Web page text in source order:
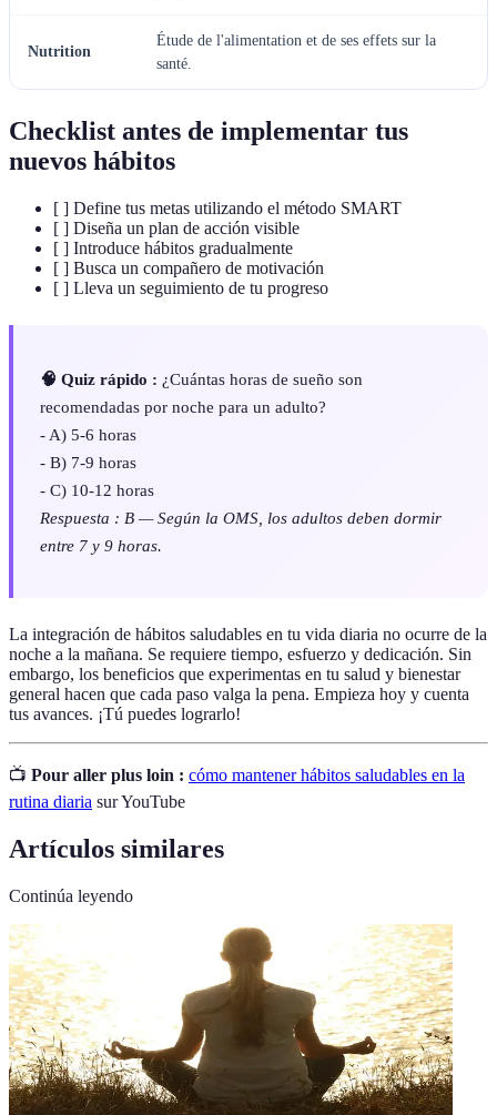
Nutrition
Étude de l'alimentation et de ses effets sur la
santé.
Checklist antes de implementar tus
nuevos hábitos
[ ] Define tus metas utilizando el método SMART
[ ] Diseña un plan de acción visible
[ ] Introduce hábitos gradualmente
[ ] Busca un compañero de motivación
[ ] Lleva un seguimiento de tu progreso
🧠 Quiz rápido : ¿Cuántas horas de sueño son
recomendadas por noche para un adulto?
- A) 5-6 horas
- B) 7-9 horas
- C) 10-12 horas
Respuesta : B — Según la OMS, los adultos deben dormir
entre 7 y 9 horas.
La integración de hábitos saludables en tu vida diaria no ocurre de la
noche a la mañana. Se requiere tiempo, esfuerzo y dedicación. Sin
embargo, los beneficios que experimentas en tu salud y bienestar
general hacen que cada paso valga la pena. Empieza hoy y cuenta
tus avances. ¡Tú puedes lograrlo!
📺 Pour aller plus loin : cómo mantener hábitos saludables en la
rutina diaria sur YouTube
Artículos similares
Continúa leyendo